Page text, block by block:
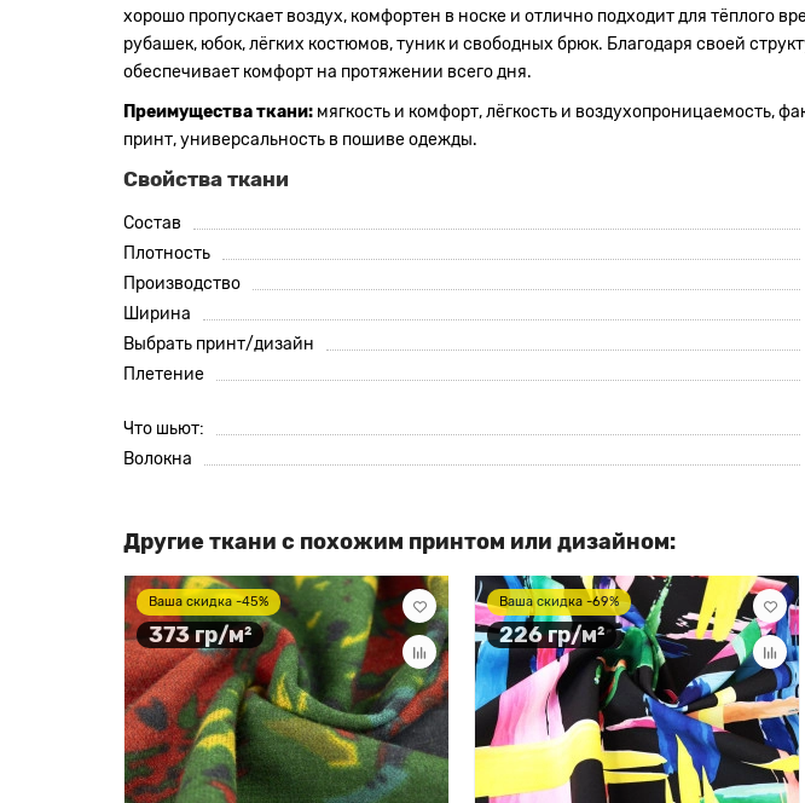
хорошо пропускает воздух, комфортен в носке и отлично подходит для тёплого
рубашек, юбок, лёгких костюмов, туник и свободных брюк. Благодаря своей
обеспечивает комфорт на протяжении всего дня.
Преимущества ткани: мягкость и комфорт, лёгкость и воздухопроницаемость,
принт, универсальность в пошиве одежды.
Свойства ткани
Состав
Плотность
Производство
Ширина
Выбрать принт/дизайн
Плетение
Что шьют:
Волокна
Другие ткани с похожим принтом или дизайном:
Ваша скидка -45%
373 гр/м²
Ваша скидка -69%
226 гр/м²